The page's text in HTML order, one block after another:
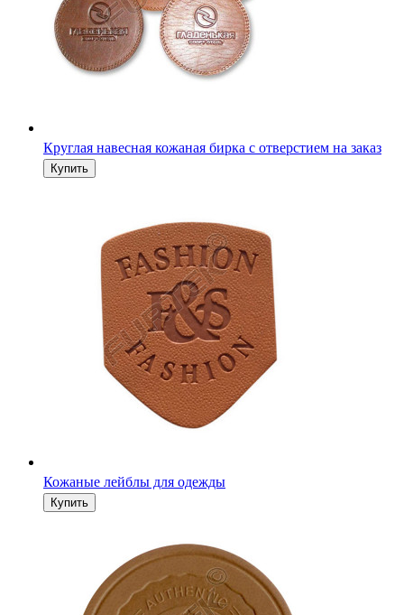
Кожаные лейблы для одежды
Круглая бирка из кожзаменителя с канавкой под пришив